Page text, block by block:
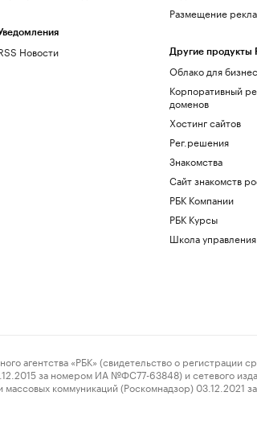
Новости
Размещение
Другие продукты
Облако для
Корпоративный
доменов
Хостинг сайтов
Рег.решения
Знакомства
Сайт знакомств
РБК Компании
РБК Курсы
Школа
«РБК» (свидетельство о регистрации
за номером ИА №ФС77-63848) и сетевого
коммуникаций (Роскомнадзор)